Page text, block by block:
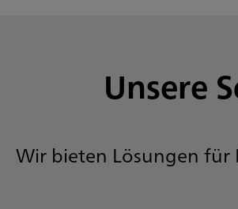
Unsere
Wir bieten Lösungen